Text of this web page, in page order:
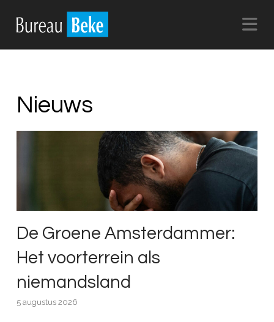
Nieuws
De Groene Amsterdammer:
Het voorterrein als
niemandsland
5 augustus 2026